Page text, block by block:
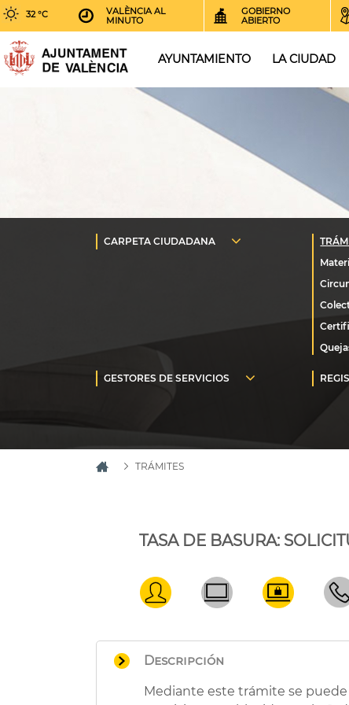
32 °C
VALÈNCIA AL
MINUTO
GOBIERNO
ABIERTO
AYUNTAMIENTO LA CIUDAD
TRÁMITES
TASA DE BASURA:
Descripción
Mediante este trámite se